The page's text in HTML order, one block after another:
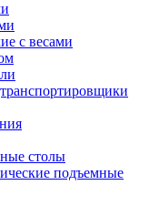
с весами
столы
подъемные